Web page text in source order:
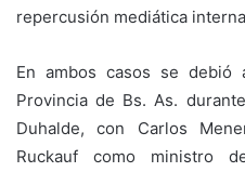
repercusión mediática
En ambos casos se debió
Provincia de Bs. As.
Duhalde, con Carlos
Ruckauf como ministro